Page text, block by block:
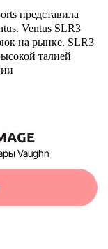
представила
Ventus SLR3
на рынке. SLR3
талией
Vaughn